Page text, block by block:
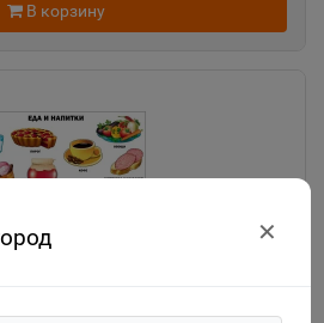
✕
В корзину
А2. Еда и напитки